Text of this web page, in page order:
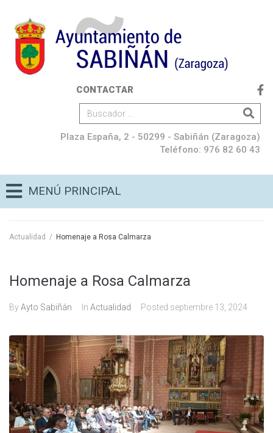
CONTACTAR
Plaza España, 2 - 50299 - Sabiñán (Zaragoza)
Teléfono: 976 82 60 43
MENÚ PRINCIPAL
Actualidad / Homenaje a Rosa Calmarza
Homenaje a Rosa Calmarza
ByAyto Sabiñán In Actualidad Posted septiembre 13, 2024